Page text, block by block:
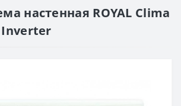
настенная ROYAL Clima
Inverter